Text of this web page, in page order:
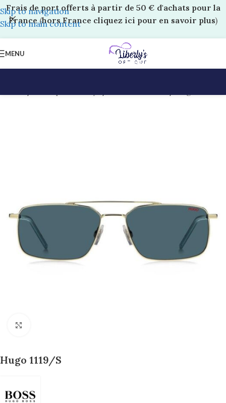
Skip to navigation
Skip to main content
Frais de port offerts à partir de 50 € d'achats pour la
France(hors France cliquez ici pour en savoir plus)
MENU
Hugo 1119/S